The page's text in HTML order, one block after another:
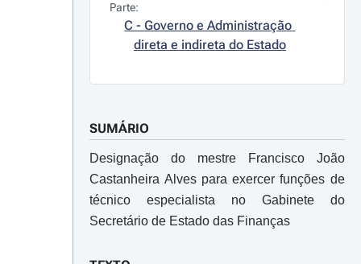
Parte:
C - Governo e Administração
direta e indireta do Estado
SUMÁRIO
Designação do mestre Francisco João
Castanheira Alves para exercer funções de
técnico especialista no Gabinete do
Secretário de Estado das Finanças